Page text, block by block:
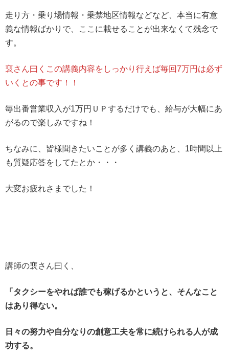
走り方・乗り場情報・乗禁地区情報などなど、本当に有意
義な情報ばかりで、ここに載せることが出来なくて残念で
す。
裵さん曰くこの講義内容をしっかり行えば毎回7万円は必ず
いくとの事です！！
毎出番営業収入が1万円ＵＰするだけでも、給与が大幅にあ
がるので楽しみですね！
ちなみに、皆様聞きたいことが多く講義のあと、1時間以上
も質疑応答をしてたとか・・・
大変お疲れさまでした！
講師の裵さん曰く、
「タクシーをやれば誰でも稼げるかというと、そんなこと
はあり得ない。
日々の努力や自分なりの創意工夫を常に続けられる人が成
功する。